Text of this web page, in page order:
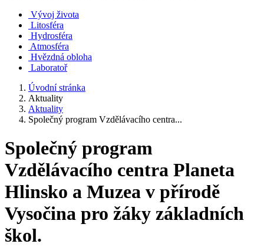
Vývoj života
Litosféra
Hydrosféra
Atmosféra
Hvězdná obloha
Laboratoř
Úvodní stránka
Aktuality
Aktuality
Společný program Vzdělávacího centra...
Společný program
Vzdělávacího centra Planeta
Hlinsko a Muzea v přírodě
Vysočina pro žáky základních
škol.